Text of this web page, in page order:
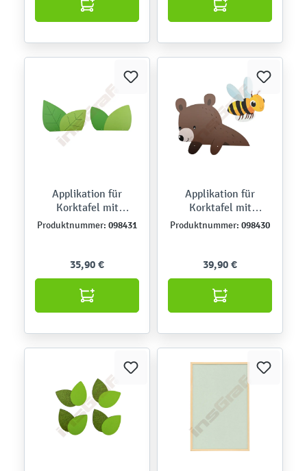
Applikation für
Korktafel mit
Holzrahmen: Grüne
Produktnummer: 098431
35,90 €
Applikation für
Korktafel mit
Holzrahmen: Bärchen
Produktnummer: 098430
39,90 €